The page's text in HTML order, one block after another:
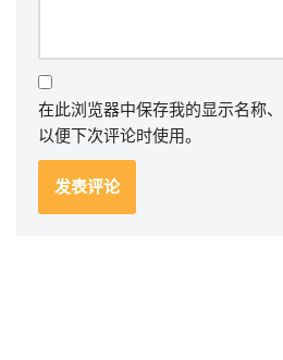
在此浏览器中保存我的显示名称
以便下次评论时使用。